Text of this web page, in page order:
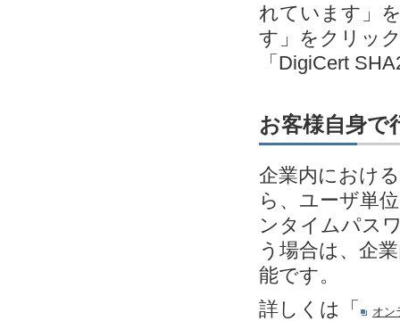
れています」
す」をクリッ
「DigiCert
お客様自身で
企業内におけ
ら、ユーザ単
ンタイムパス
う場合は、企
能です。
詳しくは「
オン